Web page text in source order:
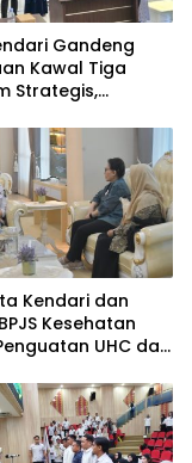
Gandeng
Kawal Tiga
Strategis,
Kendari dan
Kesehatan
UHC dan